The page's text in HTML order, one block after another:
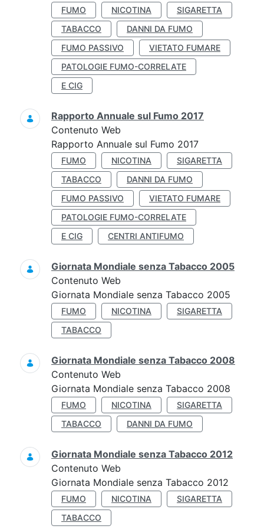
FUMO NICOTINA
SIGARETTA
TABACCO
DANNI DA FUMO
FUMO PASSIVO
VIETATO FUMARE
PATOLOGIE FUMO-CORRELATE
E CIG
Rapporto Annuale sul Fumo 2017
Contenuto Web
Rapporto Annuale sul Fumo 2017
FUMO NICOTINA
SIGARETTA
TABACCO
DANNI DA FUMO
FUMO PASSIVO
VIETATO FUMARE
PATOLOGIE FUMO-CORRELATE
E CIG
CENTRI ANTIFUMO
Giornata Mondiale senza Tabacco 2005
Contenuto Web
Giornata Mondiale senza Tabacco 2005
FUMO NICOTINA
SIGARETTA
TABACCO
Giornata Mondiale senza Tabacco 2008
Contenuto Web
Giornata Mondiale senza Tabacco 2008
FUMO NICOTINA
SIGARETTA
TABACCO
DANNI DA FUMO
Giornata Mondiale senza Tabacco 2012
Contenuto Web
Giornata Mondiale senza Tabacco 2012
FUMO NICOTINA
SIGARETTA
TABACCO